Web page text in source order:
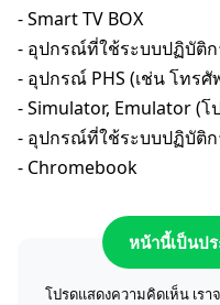
- Smart TV BOX
- อุปกรณ์ที่ใช้ระบบปฏิบัติก
- อุปกรณ์ PHS (เช่น โทรศั
- Simulator, Emulator (
- อุปกรณ์ที่ใช้ระบบปฏิบัติก
- Chromebook
หน้านี้เป็นป
โปรดแสดงความคิดเห็น เร